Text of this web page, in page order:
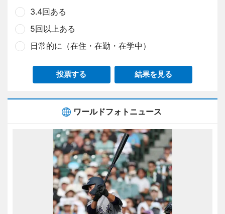
3.4回ある
5回以上ある
日常的に（在住・在勤・在学中）
投票する 結果を見る
ワールドフォトニュース